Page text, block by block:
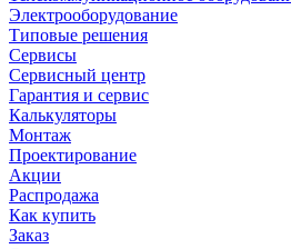
Электрооборудование
Типовые решения
Сервисы
Сервисный центр
Гарантия и сервис
Калькуляторы
Монтаж
Проектирование
Акции
Распродажа
Как купить
Заказ